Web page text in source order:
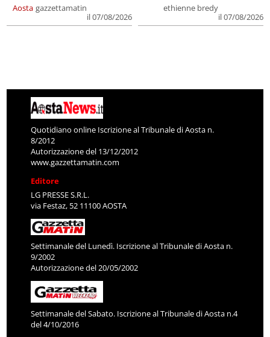
Aosta gazzettamatin
il 07/08/2026
ethienne bredy
il 07/08/2026
Quotidiano online Iscrizione al Tribunale di Aosta n.
8/2012
Autorizzazione del 13/12/2012
www.gazzettamatin.com
Editore
LG PRESSE S.R.L.
via Festaz, 52 11100 AOSTA
Settimanale del Lunedì. Iscrizione al Tribunale di Aosta n.
9/2002
Autorizzazione del 20/05/2002
Settimanale del Sabato. Iscrizione al Tribunale di Aosta n.4
del 4/10/2016